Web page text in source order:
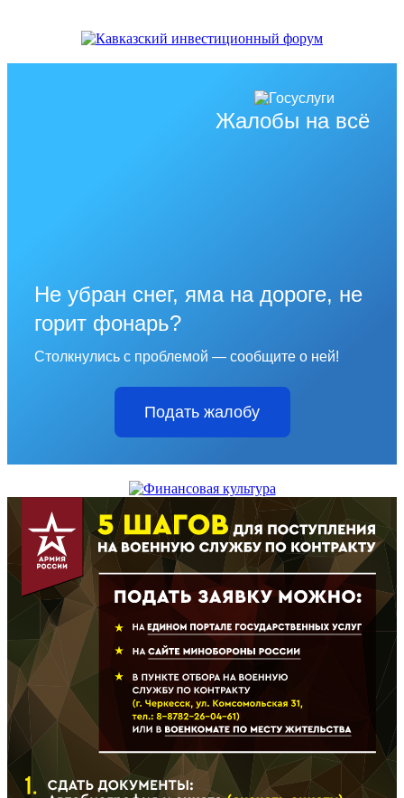
Жалобы на всё
Не убран снег, яма на дороге, не
горит фонарь?
Столкнулись с проблемой — сообщите о ней!
Подать жалобу